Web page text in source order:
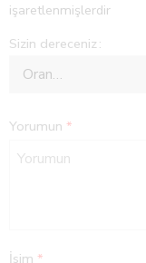
işaretlenmişlerdir
Sizin dereceniz
Yorumun *
İsim *